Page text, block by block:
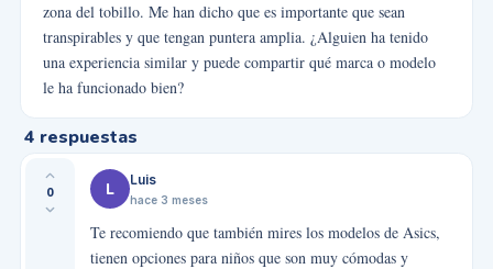
zona del tobillo. Me han dicho que es importante que sean
transpirables y que tengan puntera amplia. ¿Alguien ha tenido
una experiencia similar y puede compartir qué marca o modelo
le ha funcionado bien?
4 respuestas
0 L Luis
hace 3 meses
Te recomiendo que también mires los modelos de Asics,
tienen opciones para niños que son muy cómodas y